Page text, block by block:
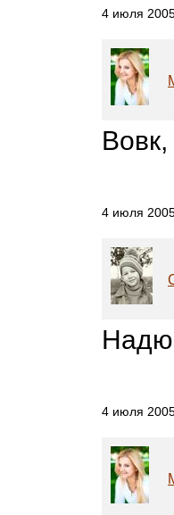
4 июля
4 июля
4 июля